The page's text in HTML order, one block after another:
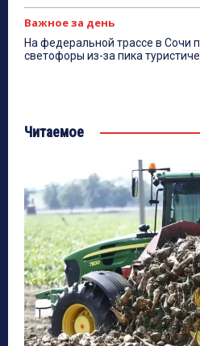
Важное за день
На федеральной трассе в Сочи
светофоры из-за пика
Читаемое